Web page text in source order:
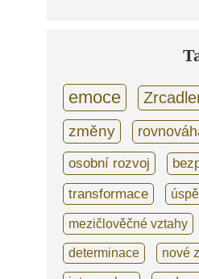
emoce
změny
osobní rozvoj
transformace
mezičlověčné vztahy
determinace nové